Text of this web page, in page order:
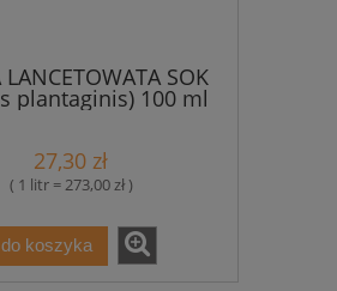
LANCETOWATA SOK
plantaginis) 100 ml
Grzegorza Bonimed
27,30 zł
( 1 litr = 273,00 zł )
do koszyka